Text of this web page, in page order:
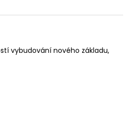
vybudování nového základu,